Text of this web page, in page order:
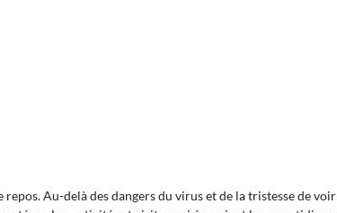
Au-delà des dangers du virus et de la tristesse de